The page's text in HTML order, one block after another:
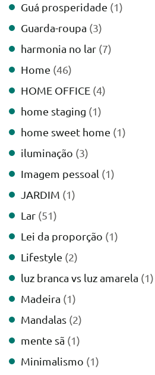
Guá prosperidade (1)
Guarda-roupa (3)
harmonia no lar (7)
Home (46)
HOME OFFICE (4)
home staging (1)
home sweet home (1)
iluminação (3)
Imagem pessoal (1)
JARDIM (1)
Lar (51)
Lei da proporção (1)
Lifestyle (2)
luz branca vs luz amarela (1)
Madeira (1)
Mandalas (2)
mente sã (1)
Minimalismo (1)